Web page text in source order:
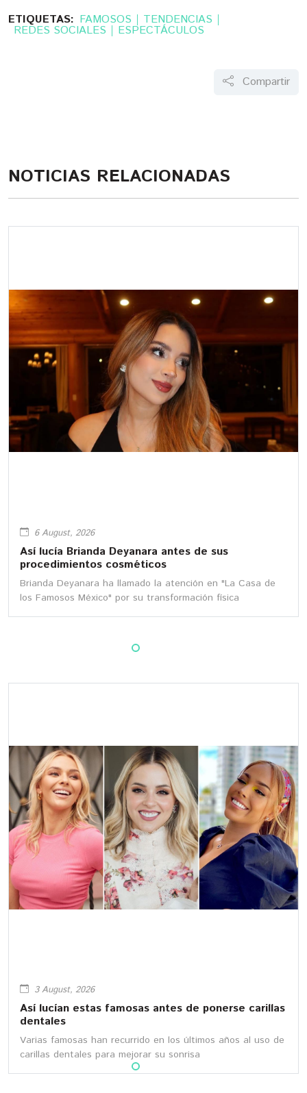
ETIQUETAS: FAMOSOS TENDENCIAS
REDES SOCIALES ESPECTÁCULOS
Compartir
NOTICIAS RELACIONADAS
5 August, 2026
Así lucía Ninel Conde al comienzo de su carrera
Ninel Conde es una de las actrices y cantantes mexicanas
más populares. Mira cómo lucía en sus inicios
30 July, 2026
Así lucía Galilea Montijo antes de sus
procedimientos cosméticos
Galilea Montijo es una de las conductoras más populares
de Televisa. ¿Recuerdas cómo lucía en sus inicios?